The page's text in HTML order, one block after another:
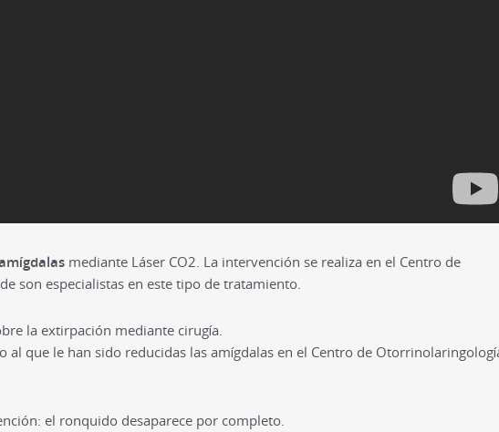
mediante Láser CO2. La intervención se realiza en el Centro de
son especialistas en este tipo de tratamiento.
la extirpación mediante cirugía.
al que le han sido reducidas las amígdalas en el Centro de
el ronquido desaparece por completo.